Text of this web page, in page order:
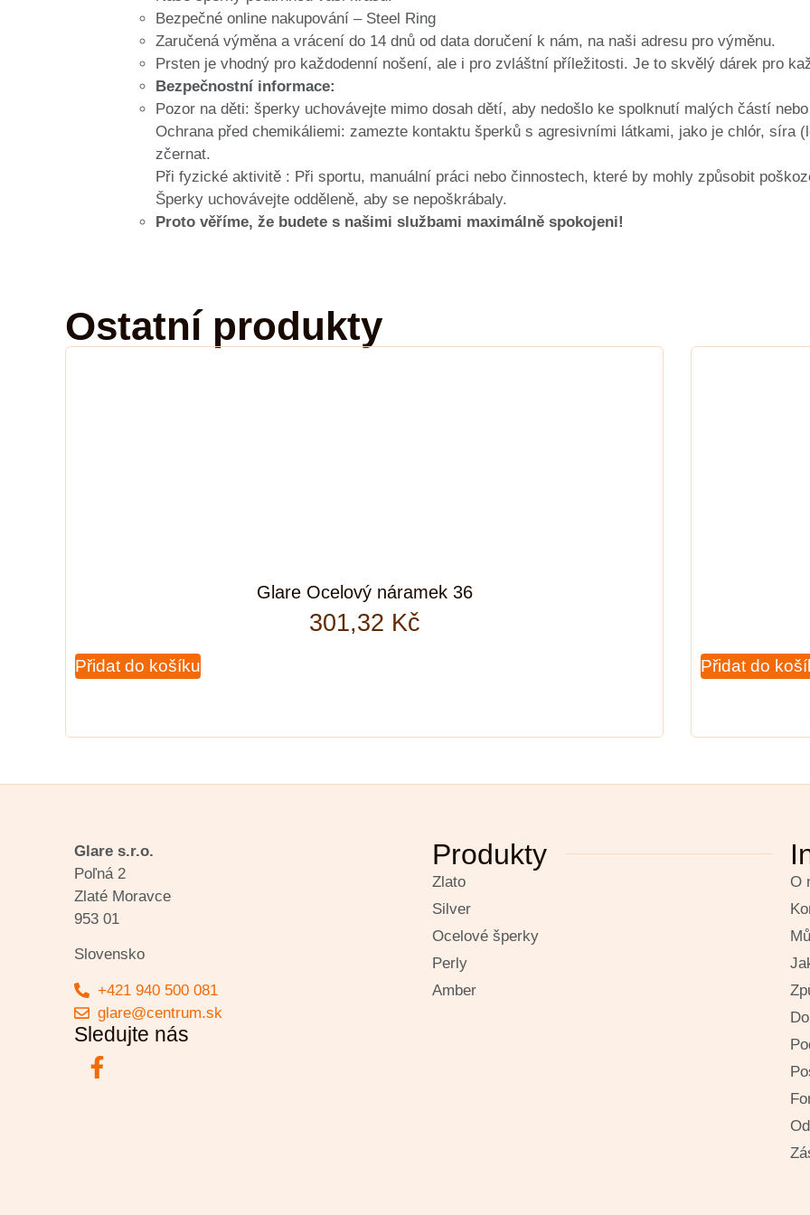
Bezpečné online nakupování – Steel Ring
Zaručená výměna a vrácení do 14 dnů od data doručení k nám, na naši adresu pro výměnu.
Prsten je vhodný pro každodenní nošení, ale i pro zvláštní příležitosti. Je to skvělý dárek pro
Bezpečnostní informace:
Pozor na děti: šperky uchovávejte mimo dosah dětí, aby nedošlo ke spolknutí malých částí
Ochrana před chemikáliemi: zamezte kontaktu šperků s agresivními látkami, jako je chlór, síra
zčernat.
Při fyzické aktivitě : Při sportu, manuální práci nebo činnostech, které by mohly způsobit
Šperky uchovávejte odděleně, aby se nepoškrábaly.
Proto věříme, že budete s našimi službami maximálně spokojeni!
Ostatní produkty
Glare Ocelový náramek 36
301,32 Kč
Přidat do košíku Přidat do
Glare s.r.o.
Poľná 2
Zlaté Moravce
953 01
Slovensko
+421 940 500 081
glare@centrum.sk
Sledujte nás
Produkty
Zlato
Silver
Ocelové šperky
Perly
Amber
O